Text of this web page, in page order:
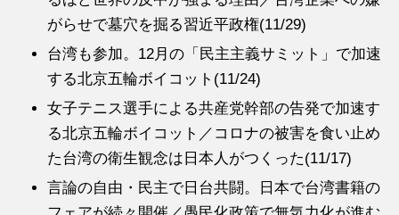
がらせで墓穴を掘る習近平政権(11/29)
台湾も参加。12月の「民主主義サミット」で加速
する北京五輪ボイコット(11/24)
女子テニス選手による共産党幹部の告発で加速す
る北京五輪ボイコット／コロナの被害を食い止め
た台湾の衛生観念は日本人がつくった(11/17)
言論の自由・民主で日台共闘。日本で台湾書籍の